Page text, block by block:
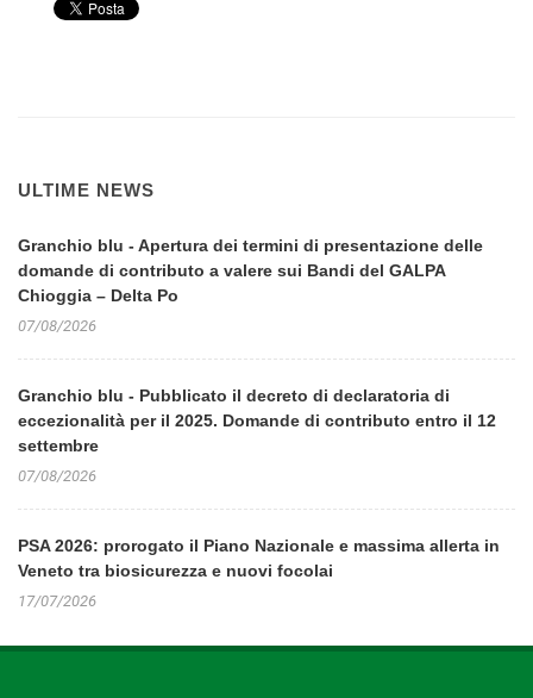
ULTIME NEWS
Granchio blu - Apertura dei termini di presentazione delle
domande di contributo a valere sui Bandi del GALPA
Chioggia – Delta Po
07/08/2026
Granchio blu - Pubblicato il decreto di declaratoria di
eccezionalità per il 2025. Domande di contributo entro il 12
settembre
07/08/2026
PSA 2026: prorogato il Piano Nazionale e massima allerta in
Veneto tra biosicurezza e nuovi focolai
17/07/2026